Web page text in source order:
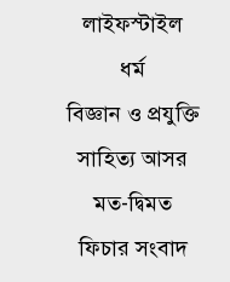
লাইফস্টাইল
ধর্ম
বিজ্ঞান ও প্রযুক্তি
সাহিত্য আসর
মত-দ্বিমত
ফিচার সংবাদ